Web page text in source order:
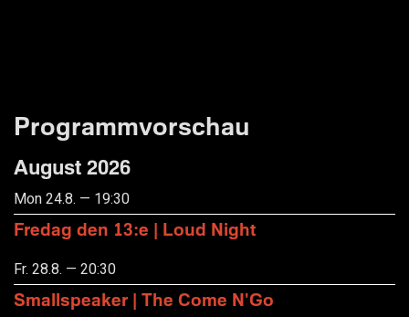
Programmvorschau
August 2026
Mon 24.8. — 19:30
Fredag den 13:e | Loud Night
Fr. 28.8. — 20:30
Smallspeaker | The Come N'Go